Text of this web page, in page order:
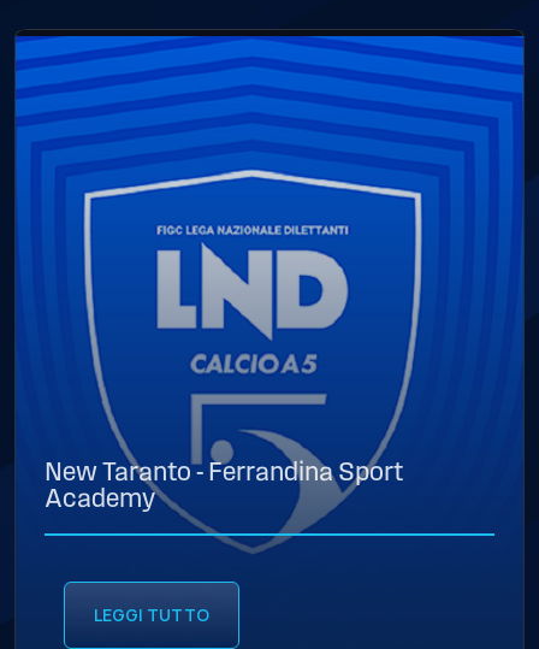
New Taranto - Ferrandina Sport
Academy
LEGGI TUTTO